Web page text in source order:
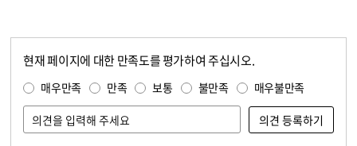
현재 페이지에 대한 만족도를 평가하여 주십시오.
매우만족 만족 보통 불만족 매우불만족